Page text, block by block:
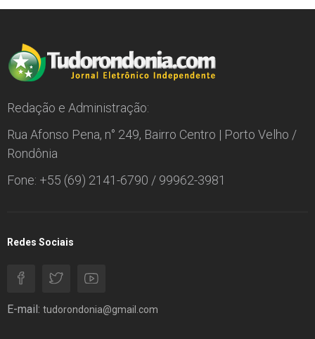
Redação e Administração:
Rua Afonso Pena, n° 249, Bairro Centro | Porto Velho /
Rondônia
Fone: +55 (69) 2141-6790 / 99962-3981
Redes Sociais
E-mail: tudorondonia@gmail.com